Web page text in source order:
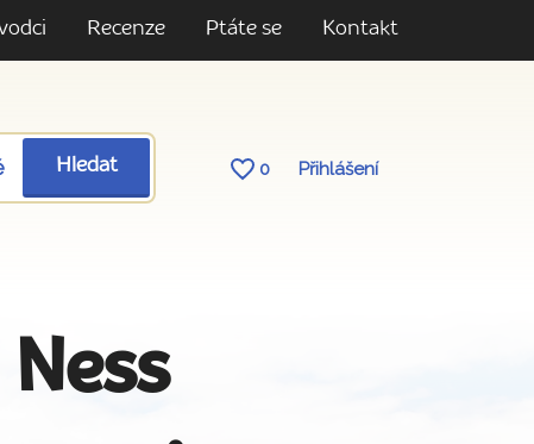
Recenze Ptáte se Kontakt
Hledat 0 Přihlášení